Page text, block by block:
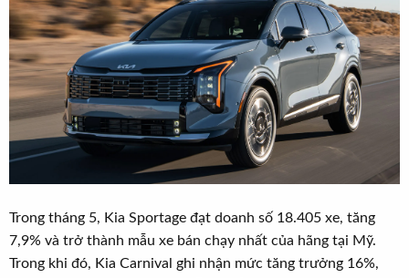
Trong tháng 5, Kia Sportage đạt doanh số 18.405 xe, tăng
7,9% và trở thành mẫu xe bán chạy nhất của hãng tại Mỹ.
Trong khi đó, Kia Carnival ghi nhận mức tăng trưởng 16%,